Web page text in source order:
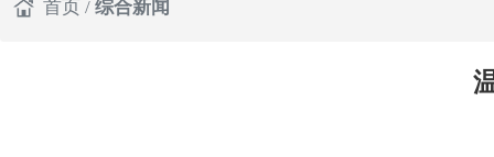
首页/综合新闻